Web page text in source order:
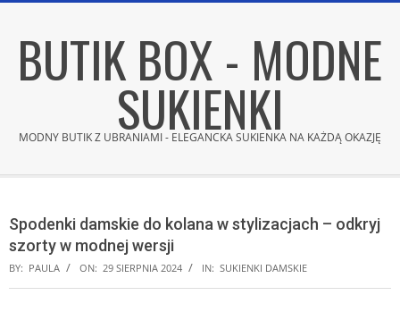
contentBUTIK BOX - MODNE
SUKIENKI
MODNY BUTIK Z UBRANIAMI - ELEGANCKA SUKIENKA NA KAŻDĄ OKAZJĘ
Menu
Spodenki damskie do kolana w stylizacjach – odkryj
szorty w modnej wersji
BY: PAULA ON: 29 SIERPNIA 2024 IN: SUKIENKI DAMSKIE